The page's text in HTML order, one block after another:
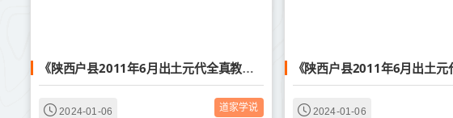
《陕西户县2011年6月出土元代全真教洞真真人于善庆碑》
2024-01-06 道家学说 2024-01-06